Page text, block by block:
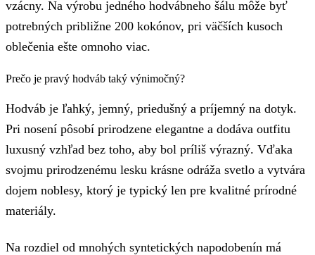
vzácny. Na výrobu jedného hodvábneho šálu môže byť
potrebných približne 200 kokónov, pri väčších kusoch
oblečenia ešte omnoho viac.
Prečo je pravý hodváb taký výnimočný?
Hodváb je ľahký, jemný, priedušný a príjemný na dotyk.
Pri nosení pôsobí prirodzene elegantne a dodáva outfitu
luxusný vzhľad bez toho, aby bol príliš výrazný. Vďaka
svojmu prirodzenému lesku krásne odráža svetlo a vytvára
dojem noblesy, ktorý je typický len pre kvalitné prírodné
materiály.
Na rozdiel od mnohých syntetických napodobenín má